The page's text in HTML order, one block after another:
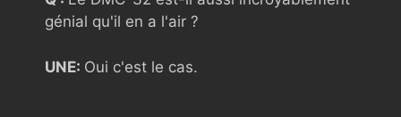
génial qu'il en a l'air ?
UNE: Oui c'est le cas.